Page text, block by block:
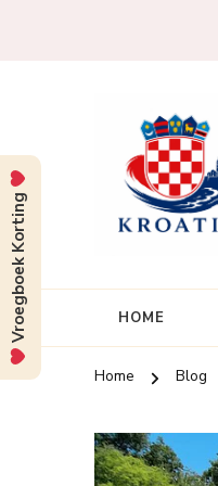
HOME
Home Blog
Vroegboek Korting